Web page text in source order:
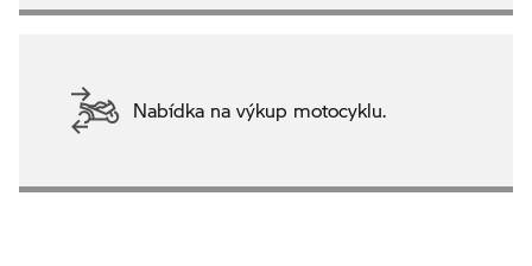
Nabídka na výkup motocyklu.